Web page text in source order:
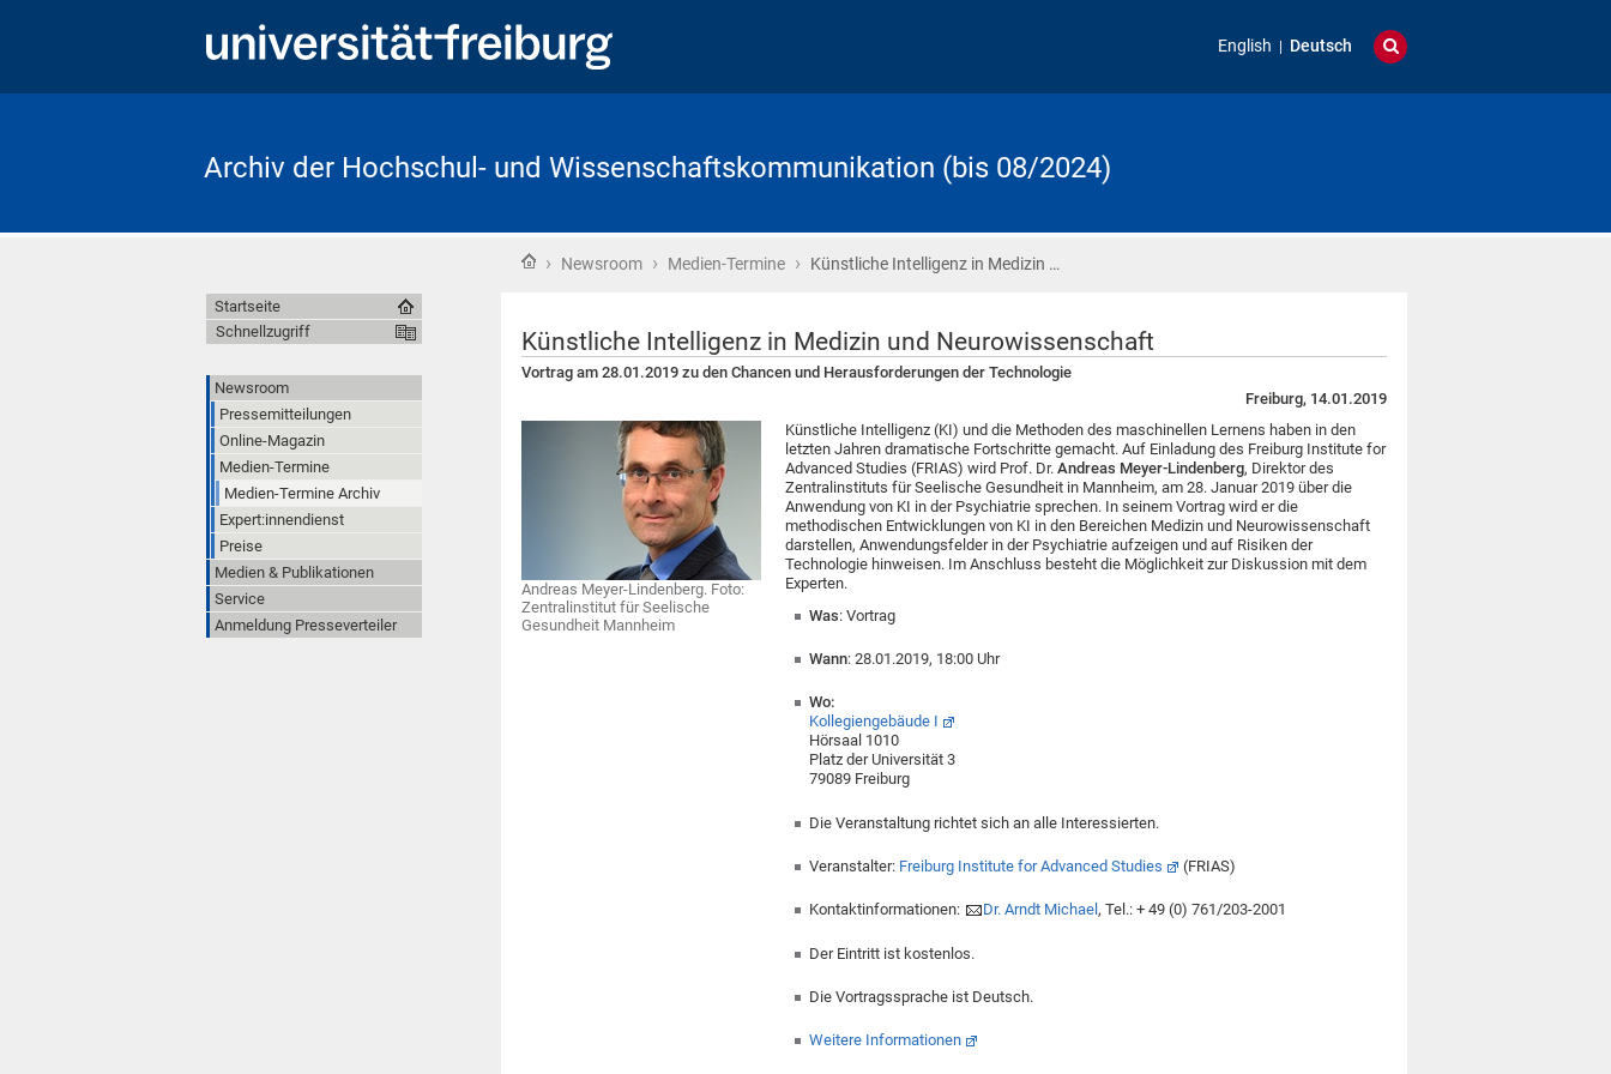
English Deutsch
Archiv der Hochschul- und Wissenschaftskommunikation (bis 08/2024)
Startseite
› Newsroom › Medien-Termine › Künstliche Intelligenz in Medizin …
Künstliche Intelligenz in Medizin und Neurowissenschaft
Vortrag am 28.01.2019 zu den Chancen und Herausforderungen der Technologie
Freiburg, 14.01.2019
Andreas Meyer‐Lindenberg. Foto:
Zentralinstitut für Seelische
Gesundheit Mannheim
Künstliche Intelligenz (KI) und die Methoden des maschinellen Lernens haben in den
letzten Jahren dramatische Fortschritte gemacht. Auf Einladung des Freiburg Institute for
Advanced Studies (FRIAS) wird Prof. Dr. Andreas Meyer‐Lindenberg, Direktor des
Zentralinstituts für Seelische Gesundheit in Mannheim, am 28. Januar 2019 über die
Anwendung von KI in der Psychiatrie sprechen. In seinem Vortrag wird er die
methodischen Entwicklungen von KI in den Bereichen Medizin und Neurowissenschaft
darstellen, Anwendungsfelder in der Psychiatrie aufzeigen und auf Risiken der
Technologie hinweisen. Im Anschluss besteht die Möglichkeit zur Diskussion mit dem
Experten.
Was: Vortrag
Wann: 28.01.2019, 18:00 Uhr
Wo:
Kollegiengebäude I
Hörsaal 1010
Platz der Universität 3
79089 Freiburg
Die Veranstaltung richtet sich an alle Interessierten.
Veranstalter: Freiburg Institute for Advanced Studies (FRIAS)
Kontaktinformationen: Dr. Arndt Michael, Tel.: + 49 (0) 761/203-2001
Der Eintritt ist kostenlos.
Die Vortragssprache ist Deutsch.
Weitere Informationen
Startseite
Schnellzugriff
Newsroom
Pressemitteilungen
Online-Magazin
Medien-Termine
Medien-Termine Archiv
Expert:innendienst
Preise
Medien & Publikationen
Service
Anmeldung Presseverteiler